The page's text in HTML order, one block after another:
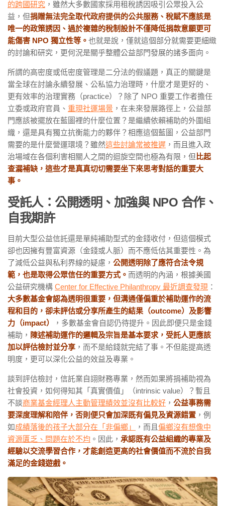
的跨國研究 ，雖然大多數國家採用租稅誘因吸引公眾投入公
益，但捐贈無法完全取代政府提供的公共服務、稅賦不應該是
唯一的政策誘因、過於複雜的稅制設計不僅降低捐款意願更可
能傷害 NPO 獨立性等。 也就是說，僅就這個部分就需要更細緻
的討論和研究，更何況是關乎整體公益部門發展的諸多面向。
所謂的高密度或低密度管理是二分法的假議題，真正的關鍵是
當全球在討論永續發展、公私協力治理時，什麼才是更好的、
更有效率的治理實務（practice）？除了 NPO 重要工作者擔任
立委或政府官員、 重現社運場景 ，在未來發展路徑上，公益部
門應該被擺放在藍圖裡的什麼位置？是繼續依賴補助的外圍組
織，還是具有獨立抗衡能力的夥伴？相應這個藍圖，公益部門
需要的是什麼營運環境？雖然這些討論常被推遲 ，而且進入政
治場域在各個利害相關人之間的迴旋空間也極為有限，但 比起
查漏補缺，這些才是真真切切需要坐下來思考對話的重要大
事。
受託人：公開透明、加強與 NPO 合作、
自我期許
目前大型公益信託還是單純補助型式的金錢收付，但這個模式
卻也因擁有豐富資源（金錢或人脈）而不應低估其重要性。為
了減低公益與私利界線的疑慮， 公開透明除了應符合法令規
範，也是取得公眾信任的重要方式。 而透明的內涵，根據美國
公益研究機構 Center for Effective Philanthropy 最近調查發現 ：
大多數基金會認為透明很重要，但溝通僅偏重於補助運作的流
程和目的，卻未評估或分享所產生的結果（outcome）及影響
力（impact）
，多數基金會自認仍待提升。因此即便只是金錢
補助， 陳述補助運作的邏輯及宗旨是基本要求，受託人更應該
加以評估檢討並分享 ，而不是給錢就完結了事。不但能提高透
明度，更可以深化公益的效益及專業。
談到評估檢討，信託業自詡財務專業，然而如果將捐補助視為
社會投資，如何得知其「真實價值」（intrinsic value）？暫且
不談商業基金經理人主動管理績效並沒有比較好 ， 公益事務需
要深度理解和陪伴，否則便只會加深既有偏見及資源錯置 ，例
如成績落後的孩子大部分在「非偏鄉」 ，而且 偏鄉沒有想像中
資源匱乏、問題在於不均 。因此， 承認既有公益組織的專業及
經驗以交流學習合作，才能創造更高的社會價值而不流於自我
滿足的金錢遊戲。